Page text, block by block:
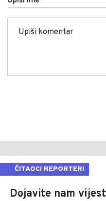
ČITAOCI REPORTERI
Dojavite nam vijest